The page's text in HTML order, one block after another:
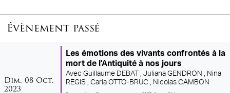
Évènement passé
dimanche
Dim. 08 octobre
Oct.
2023
Les émotions des vivants confrontés à la
mort de l'Antiquité à nos jours
Avec Guillaume DEBAT , Juliana GENDRON ,
Nina
REGIS , Carla OTTO-BRUC ,
Nicolas CAMBON